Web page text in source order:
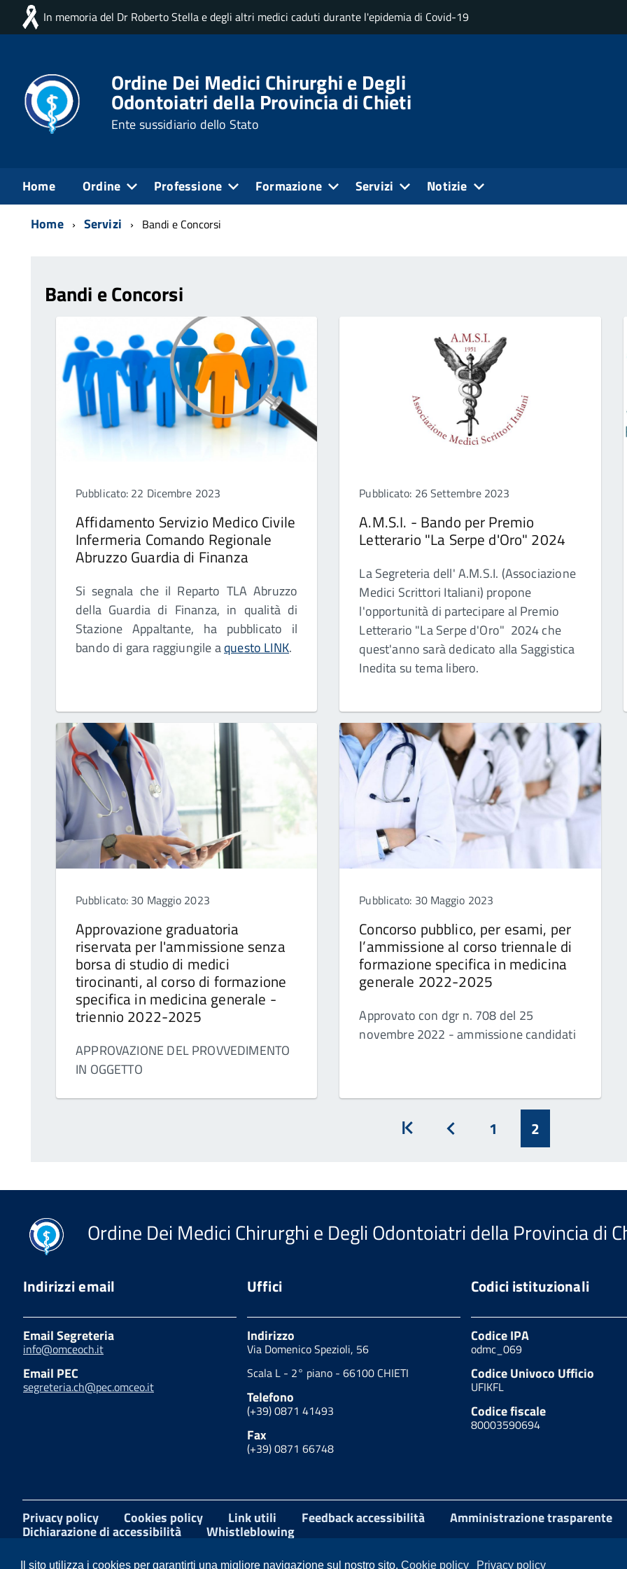
Il sito utilizza i cookies per garantirti una migliore navigazione sul nostro sito. Cookie policy Privacy policy
In memoria del Dr Roberto Stella e degli altri medici caduti durante l'epidemia di Covid-19
Ordine Dei Medici Chirurghi e Degli
Odontoiatri della Provincia di Chieti
Ente sussidiario dello Stato
Home Ordine Professione Formazione Servizi
Notizie
Home
Servizi Bandi e Concorsi
Bandi e Concorsi
Pubblicato: 22 Dicembre 2023
Affidamento Servizio Medico Civile
Infermeria Comando Regionale
Abruzzo Guardia di Finanza
Si segnala che il Reparto TLA Abruzzo
della Guardia di Finanza, in qualità di
Stazione Appaltante, ha pubblicato il
bando di gara raggiungile aquesto LINK.
Pubblicato: 26 Settembre 2023
A.M.S.I. - Bando per Premio
Letterario "La Serpe d'Oro" 2024
La Segreteria dell' A.M.S.I. (Associazione
Medici Scrittori Italiani) propone
l'opportunità di partecipare al Premio
Letterario "La Serpe d'Oro" 2024 che
quest'anno sarà dedicato alla Saggistica
Inedita su tema libero.
Pubblicato: 30 Maggio 2023
Approvazione graduatoria
riservata per l'ammissione senza
borsa di studio di medici
tirocinanti, al corso di formazione
specifica in medicina generale -
triennio 2022-2025
APPROVAZIONE DEL PROVVEDIMENTO
IN OGGETTO
Pubblicato: 30 Maggio 2023
Concorso pubblico, per esami, per
l’ammissione al corso triennale di
formazione specifica in medicina
generale 2022-2025
Approvato con dgr n. 708 del 25
novembre 2022 - ammissione candidati
1 2
Ordine Dei Medici Chirurghi e Degli Odontoiatri della Provincia di
Indirizzi email
Email Segreteria
info@omceoch.it
Email PEC
segreteria.ch@pec.omceo.it
Uffici
Indirizzo
Via Domenico Spezioli, 56
Scala L - 2° piano - 66100 CHIETI
Telefono
(+39) 0871 41493
Fax
(+39) 0871 66748
Codici istituzionali
Codice IPA
odmc_069
Codice Univoco Ufficio
UFIKFL
Codice fiscale
80003590694
Privacy policy Cookies policy Link utili Feedback accessibilità Amministrazione trasparente
Dichiarazione di accessibilità
Whistleblowing